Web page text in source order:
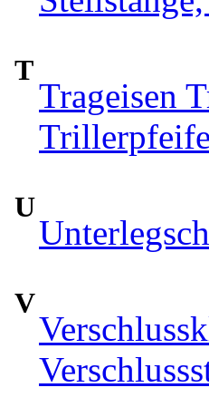
T
Trageisen
Trillerpfeife
U
V